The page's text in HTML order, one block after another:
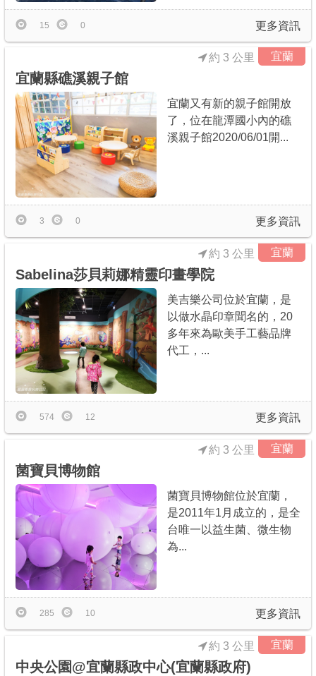
更多資訊
15 0
宜蘭
宜蘭縣礁溪親子館
約 3 公里
宜蘭又有新的親子館開放
了，位在龍潭國小內的礁
溪親子館2020/06/01開...
更多資訊
3 0
宜蘭
Sabelina莎貝莉娜精靈印畫學院
約 3 公里
美吉樂公司位於宜蘭，是
以做水晶印章聞名的，20
多年來為歐美手工藝品牌
代工，...
更多資訊
574 12
宜蘭
菌寶貝博物館
約 3 公里
菌寶貝博物館位於宜蘭，
是2011年1月成立的，是全
台唯一以益生菌、微生物
為...
更多資訊
285 10
宜蘭
中央公園@宜蘭縣政中心(宜蘭縣政府)
約 3 公里